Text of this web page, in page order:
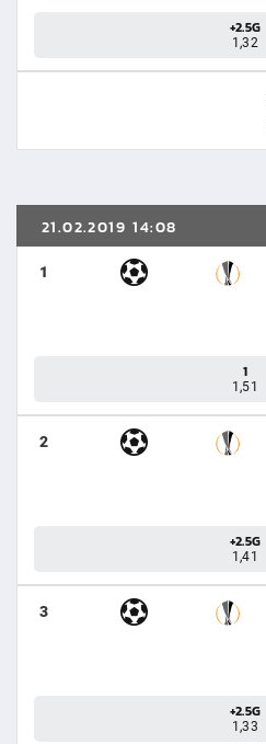
+2.5G
1,32
21.02.2019 14:08
1
1
1,51
2
+2.5G
1,41
3
+2.5G
1,33